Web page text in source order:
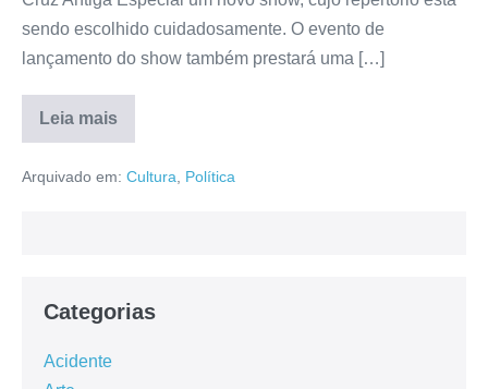
sendo escolhido cuidadosamente. O evento de
lançamento do show também prestará uma […]
Leia mais
Arquivado em: Cultura Política
Categorias
Acidente